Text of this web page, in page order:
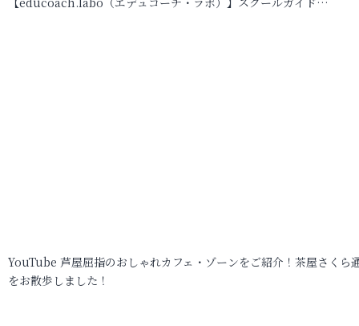
YouTube 芦屋屈指のおしゃれカフェ・ゾーンをご紹介！茶屋さくら
をお散歩しました！